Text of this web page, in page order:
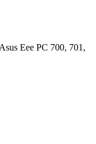
Eee PC 700, 701,